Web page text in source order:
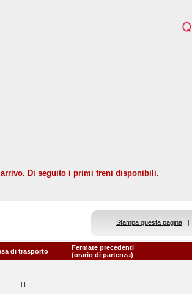
Di seguito i primi treni disponibili.
Stampa questa pagina |
di trasporto
Fermate precedenti
(orario di partenza)
TI